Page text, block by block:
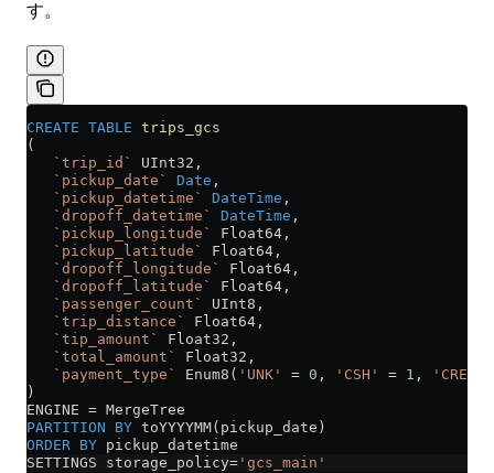
す。
CREATE TABLE trips_gcs
(
   `trip_id`
UInt32,
   `pickup_date`
Date ,
   `pickup_datetime`
DateTime ,
   `dropoff_datetime`
DateTime ,
   `pickup_longitude`
Float64,
   `pickup_latitude`
Float64,
   `dropoff_longitude`
Float64,
   `dropoff_latitude`
Float64,
   `passenger_count`
UInt8,
   `trip_distance`
Float64,
   `tip_amount`
Float32,
   `total_amount`
Float32,
   `payment_type`
Enum8( 'UNK' = 0 , 'CSH' = 1 , 'CRE'
)
ENGINE = MergeTree
PARTITION BY toYYYYMM(pickup_date)
ORDER BY pickup_datetime
SETTINGS storage_policy= 'gcs_main'